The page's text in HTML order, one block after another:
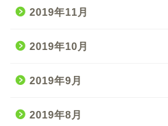
2019年11月
2019年10月
2019年9月
2019年8月